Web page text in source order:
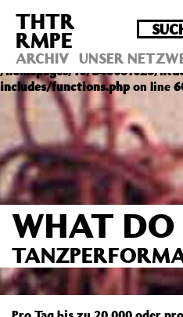
Deprecated : Die Funktion
Version 4.4.0 veraltet!
get_permalink(). in
/homepages/10/d43051023/
includes/functions.phpon line
THTR
RMPE
ARCHIV UNSER
WHAT DO